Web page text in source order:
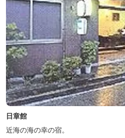
日章館
近海の海の幸の宿。